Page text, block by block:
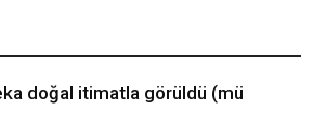
doğal itimatla görüldü (mü